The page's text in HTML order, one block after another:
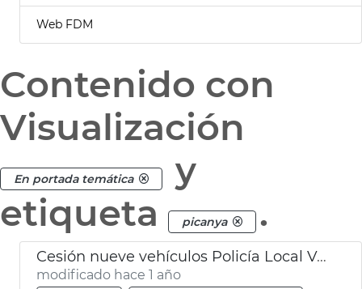
Web FDM
Contenido con
Visualización
En portada temática
y
etiqueta
picanya .
Cesión nueve vehículos Policía Local València municipios afectados dana
modificado hace 1 año